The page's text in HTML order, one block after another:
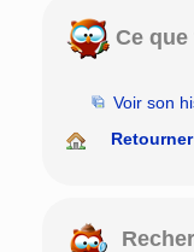
Ce
Voir son